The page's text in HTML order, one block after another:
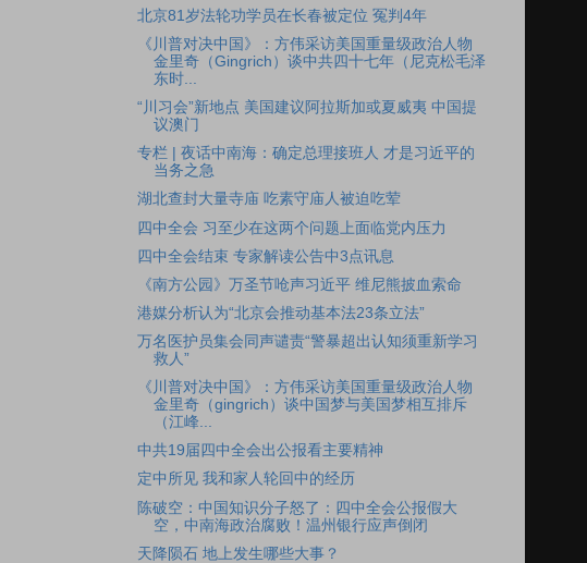
北京81岁法轮功学员在长春被定位 冤判4年
《川普对决中国》：方伟采访美国重量级政治人物
金里奇（Gingrich）谈中共四十七年（尼克松毛泽
东时...
“川习会”新地点 美国建议阿拉斯加或夏威夷 中国提
议澳门
专栏 | 夜话中南海：确定总理接班人 才是习近平的
当务之急
湖北查封大量寺庙 吃素守庙人被迫吃荤
四中全会 习至少在这两个问题上面临党内压力
四中全会结束 专家解读公告中3点讯息
《南方公园》万圣节呛声习近平 维尼熊披血索命
港媒分析认为“北京会推动基本法23条立法”
万名医护员集会同声谴责“警暴超出认知须重新学习
救人”
《川普对决中国》：方伟采访美国重量级政治人物
金里奇（gingrich）谈中国梦与美国梦相互排斥
（江峰...
中共19届四中全会出公报看主要精神
定中所见 我和家人轮回中的经历
陈破空：中国知识分子怒了：四中全会公报假大
空，中南海政治腐败！温州银行应声倒闭
天降陨石 地上发生哪些大事？